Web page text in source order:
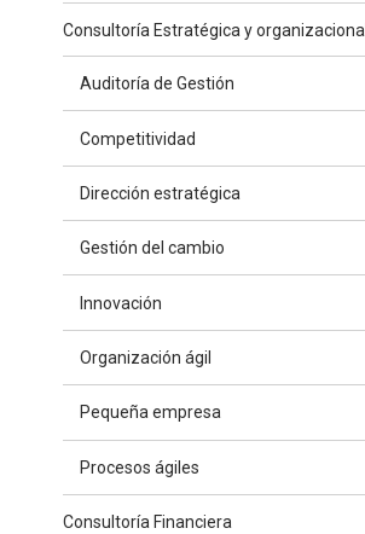
Consultoría Estratégica y organizacional
Auditoría de Gestión
Competitividad
Dirección estratégica
Gestión del cambio
Innovación
Organización ágil
Pequeña empresa
Procesos ágiles
Consultoría Financiera